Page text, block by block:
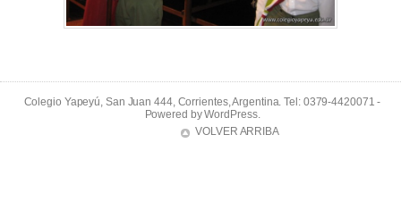
Colegio Yapeyú, San Juan 444, Corrientes, Argentina. Tel: 0379-4420071 -
Powered byWordPress.
VOLVER ARRIBA